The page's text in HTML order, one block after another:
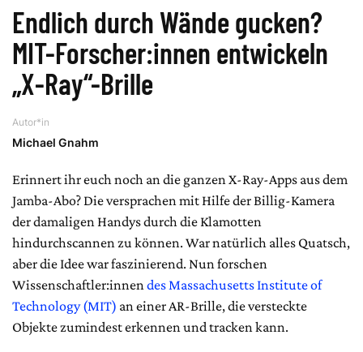
Endlich durch Wände gucken?
MIT-Forscher:innen entwickeln
„X-Ray“-Brille
Autor*in
Michael Gnahm
Erinnert ihr euch noch an die ganzen X-Ray-Apps aus dem
Jamba-Abo? Die versprachen mit Hilfe der Billig-Kamera
der damaligen Handys durch die Klamotten
hindurchscannen zu können. War natürlich alles Quatsch,
aber die Idee war faszinierend. Nun forschen
Wissenschaftler:innendes Massachusetts Institute of
Technology (MIT) an einer AR-Brille, die versteckte
Objekte zumindest erkennen und tracken kann.